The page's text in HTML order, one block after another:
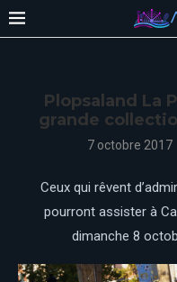
Plopsaland La
grande
7 octobre 2017
Ceux qui rêvent
pourront assister à
dimanche 8